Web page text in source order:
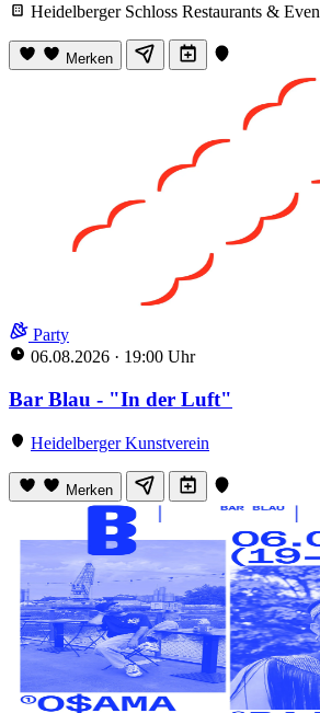
Heidelberger Schloss Restaurants &
Merken
Party
06.08.2026 · 19:00 Uhr
Bar Blau - "In der Luft"
Heidelberger Kunstverein
Merken